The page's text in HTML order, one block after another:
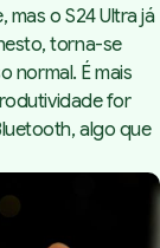
o S24 Ultra já
torna-se
normal. É mais
for
algo que